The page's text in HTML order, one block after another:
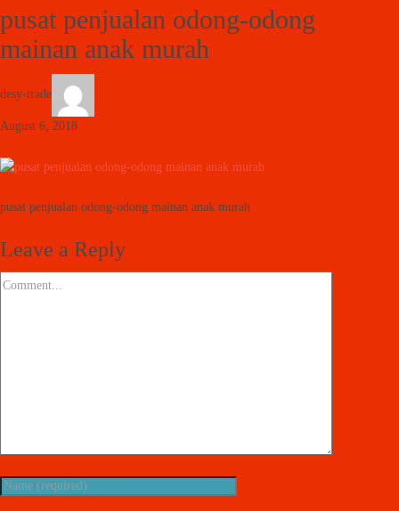
pusat penjualan odong-odong
mainan anak murah
desy-trade
August 6, 2018
pusat penjualan odong-odong mainan anak murah
Leave a Reply